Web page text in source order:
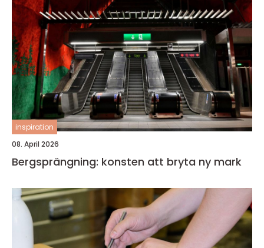
inspiration
08. April 2026
Bergsprängning: konsten att bryta ny mark